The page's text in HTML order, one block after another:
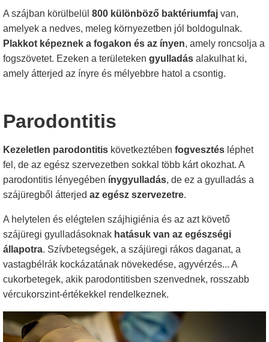
A szájban körülbelül 800 különböző baktériumfaj van,
amelyek a nedves, meleg környezetben jól boldogulnak.
Plakkot képeznek a fogakon és az ínyen, amely roncsolja a
fogszövetet. Ezeken a területeken gyulladás alakulhat ki,
amely átterjed az ínyre és mélyebbre hatol a csontig.
Parodontitis
Kezeletlen parodontitis következtében fogvesztés léphet
fel, de az egész szervezetben sokkal több kárt okozhat. A
parodontitis lényegében ínygyulladás, de ez a gyulladás a
szájüregből átterjed az egész szervezetre.
A helytelen és elégtelen szájhigiénia és az azt követő
szájüregi gyulladásoknak hatásuk van az egészségi
állapotra. Szívbetegségek, a szájüregi rákos daganat, a
vastagbélrák kockázatának növekedése, agyvérzés... A
cukorbetegek, akik parodontitisben szenvednek, rosszabb
vércukorszint-értékekkel rendelkeznek.